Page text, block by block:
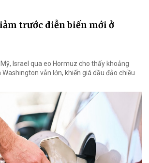
trước diễn biến mới ở
Israel qua eo Hormuz cho thấy khoảng
vẫn lớn, khiến giá dầu đảo chiều